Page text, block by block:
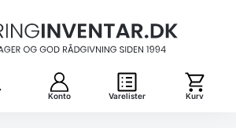
Konto Varelister Kurv